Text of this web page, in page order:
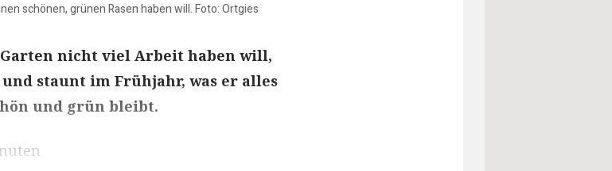
schönen, grünen Rasen haben will. Foto: Ortgies
nicht viel Arbeit haben will,
staunt im Frühjahr, was er alles
und grün bleibt.